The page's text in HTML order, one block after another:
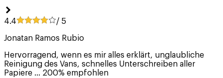
4.4 / 5
Jonatan Ramos Rubio
Hervorragend, wenn es mir alles erklärt, unglaubliche
Reinigung des Vans, schnelles Unterschreiben aller
Papiere ... 200% empfohlen